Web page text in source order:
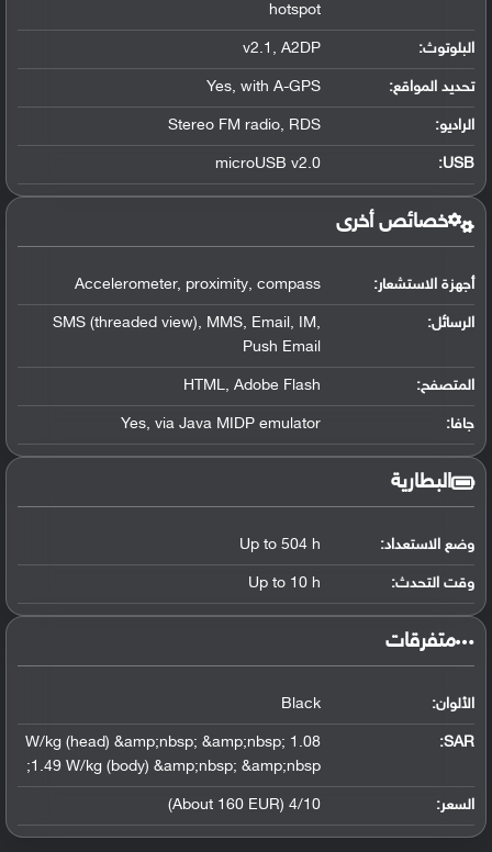
hotspot
البلوتوث:
v2.1, A2DP
تحديد المواقع:
Yes, with A-GPS
الراديو: Stereo FM radio, RDS
USB
:
microUSB v2.0
خصائص أخرى
أجهزة الاستشعار: Accelerometer, proximity, compass
الرسائل:
SMS (threaded view), MMS, Email, IM,
Push Email
المتصفح: HTML, Adobe Flash
جافا: Yes, via Java MIDP emulator
البطارية
وضع الاستعداد: Up to 504 h
وقت التحدث: Up to 10 h
‏متفرقات‏
الألوان: Black
SAR
:
1.08 W/kg (head) &amp;nbsp; &amp;nbsp;
1.49 W/kg (body) &amp;nbsp; &amp;nbsp;
السعر: 4/10 (About 160 EUR)